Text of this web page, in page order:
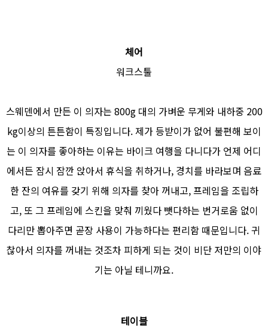
체어
워크스툴
스웨덴에서 만든 이 의자는 800g 대의 가벼운 무게와 내하중 200
kg이상의 튼튼함이 특징입니다. 제가 등받이가 없어 불편해 보이
는 이 의자를 좋아하는 이유는 바이크 여행을 다니다가 언제 어디
에서든 잠시 잠깐 앉아서 휴식을 취하거나, 경치를 바라보며 음료
한 잔의 여유를 갖기 위해 의자를 찾아 꺼내고, 프레임을 조립하
고, 또 그 프레임에 스킨을 맞춰 끼웠다 뺏다하는 번거로움 없이
다리만 뽑아주면 곧장 사용이 가능하다는 편리함 때문입니다. 귀
찮아서 의자를 꺼내는 것조차 피하게 되는 것이 비단 저만의 이야
기는 아닐 테니까요.
테이블